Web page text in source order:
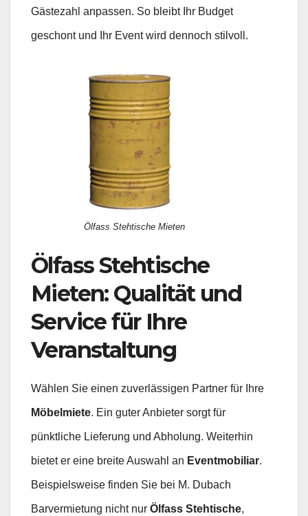
Gästezahl anpassen. So bleibt Ihr Budget
geschont und Ihr Event wird dennoch stilvoll.
Ölfass Stehtische Mieten
Ölfass Stehtische
Mieten: Qualität und
Service für Ihre
Veranstaltung
Wählen Sie einen zuverlässigen Partner für Ihre
Möbelmiete. Ein guter Anbieter sorgt für
pünktliche Lieferung und Abholung. Weiterhin
bietet er eine breite Auswahl an Eventmobiliar.
Beispielsweise finden Sie bei M. Dubach
Barvermietung nicht nur Ölfass Stehtische,